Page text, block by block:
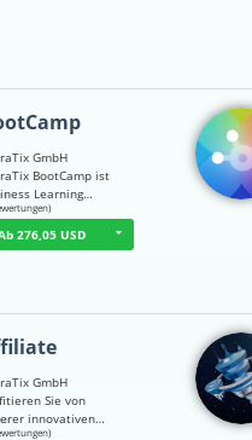
GmbH
BootCamp ist
Learning…
☆
276,05 USD
GmbH
Sie von
innovativen…
☆